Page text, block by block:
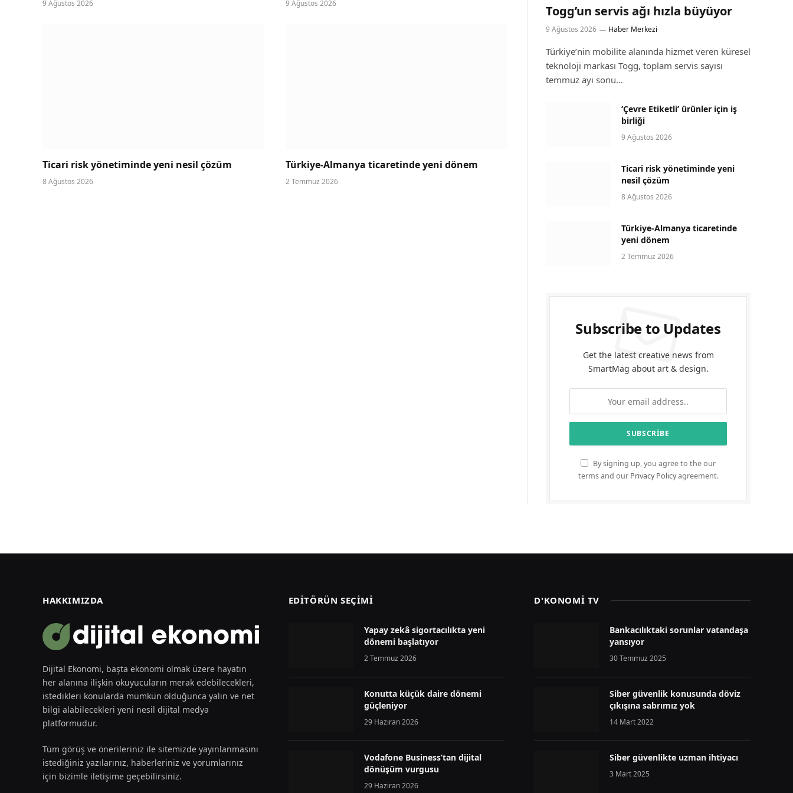
9 Ağustos 2026 9 Ağustos 2026
Ticari risk yönetiminde yeni nesil çözüm
8 Ağustos 2026
Türkiye-Almanya ticaretinde yeni dönem
2 Temmuz 2026
Togg’un servis ağı hızla büyüyor
9 Ağustos 2026 Haber Merkezi
Türkiye’nin mobilite alanında hizmet veren küresel
teknoloji markası Togg, toplam servis sayısı
temmuz ayı sonu…
‘Çevre Etiketli’ ürünler için iş
birliği
9 Ağustos 2026
Ticari risk yönetiminde yeni
nesil çözüm
8 Ağustos 2026
Türkiye-Almanya ticaretinde
yeni dönem
2 Temmuz 2026
Subscribe to Updates
Get the latest creative news from
SmartMag about art & design.
By signing up, you agree to the our
terms and our Privacy Policyagreement.
HAKKIMIZDA
Dijital Ekonomi, başta ekonomi olmak üzere hayatın
her alanına ilişkin okuyucuların merak edebilecekleri,
istedikleri konularda mümkün olduğunca yalın ve net
bilgi alabilecekleri yeni nesil dijital medya
platformudur.
Tüm görüş ve önerileriniz ile sitemizde yayınlanmasını
istediğiniz yazılarınız, haberleriniz ve yorumlarınız
için bizimle iletişime geçebilirsiniz.
EDİTÖRÜN SEÇİMİ
Yapay zekâ sigortacılıkta yeni
dönemi başlatıyor
2 Temmuz 2026
Konutta küçük daire dönemi
güçleniyor
29 Haziran 2026
Vodafone Business’tan dijital
dönüşüm vurgusu
29 Haziran 2026
D'KONOMİ TV
Bankacılıktaki sorunlar vatandaşa
yansıyor
30 Temmuz 2025
Siber güvenlik konusunda döviz
çıkışına sabrımız yok
14 Mart 2022
Siber güvenlikte uzman ihtiyacı
3 Mart 2025